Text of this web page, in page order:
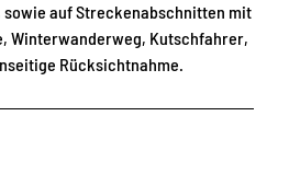
auf Streckenabschnitten mit
Winterwanderweg, Kutschfahrer,
Rücksichtnahme.